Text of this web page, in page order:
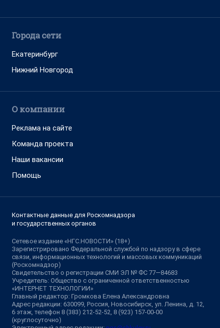
Города сети
Екатеринбург
Нижний Новгород
О компании
Реклама на сайте
Команда проекта
Наши вакансии
Помощь
Контактные данные для Роскомнадзора
и государственных органов
Сетевое издание «НГС.НОВОСТИ» (18+)
Зарегистрировано Федеральной службой по надзору в сфере
связи, информационных технологий и массовых коммуникаций
(Роскомнадзор)
Свидетельство о регистрации СМИ ЭЛ № ФС 77—84683
Учредитель: Общество с ограниченной ответственностью
«ИНТЕРНЕТ ТЕХНОЛОГИИ»
Главный редактор: Громкова Елена Александровна
Адрес редакции: 630099, Россия, Новосибирск, ул. Ленина, д. 12,
6 этаж, телефон 8 (383) 212-52-52, 8 (923) 157-00-00
(круглосуточно)